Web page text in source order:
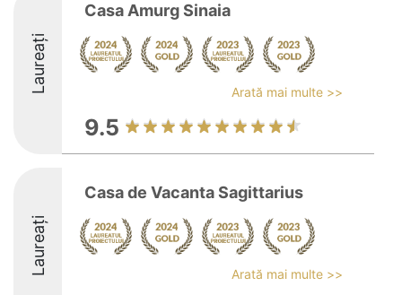
Laureați
Casa Amurg Sinaia
Arată mai multe >>
9.5
Laureați
Casa de Vacanta Sagittarius
Arată mai multe >>